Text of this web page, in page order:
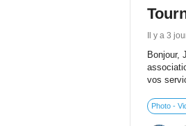
Il y a 3
Bonjour,
vos
Photo -